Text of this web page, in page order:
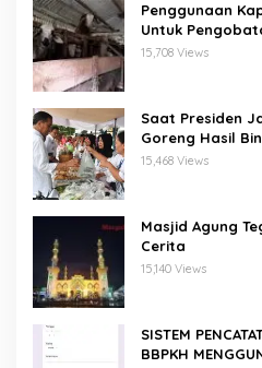
Penggunaan
Untuk
Domba/Kambing
15,708 Views
Saat Presiden
Goreng Hasil
15,468 Views
Masjid Agung
Cerita
15,140 Views
SISTEM
BBPKH